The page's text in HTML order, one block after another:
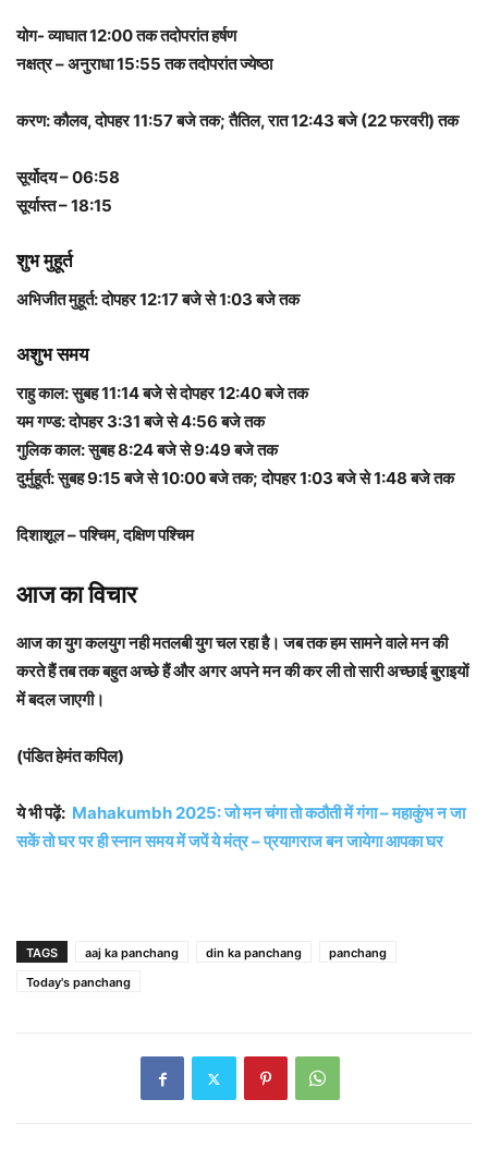
योग- व्याघात 12:00 तक तदोपरांत हर्षण
नक्षत्र – अनुराधा 15:55 तक तदोपरांत ज्येष्ठा
करण: कौलव, दोपहर 11:57 बजे तक; तैतिल, रात 12:43 बजे (22 फरवरी) तक
सूर्योदय – 06:58
सूर्यास्त – 18:15
शुभ मुहूर्त
अभिजीत मुहूर्त: दोपहर 12:17 बजे से 1:03 बजे तक
अशुभ समय
राहु काल: सुबह 11:14 बजे से दोपहर 12:40 बजे तक
यम गण्ड: दोपहर 3:31 बजे से 4:56 बजे तक
गुलिक काल: सुबह 8:24 बजे से 9:49 बजे तक
दुर्मुहूर्त: सुबह 9:15 बजे से 10:00 बजे तक; दोपहर 1:03 बजे से 1:48 बजे तक
दिशाशूल – पश्चिम, दक्षिण पश्चिम
आज का विचार
आज का युग कलयुग नही मतलबी युग चल रहा है। जब तक हम सामने वाले मन की
करते हैं तब तक बहुत अच्छे हैं और अगर अपने मन की कर ली तो सारी अच्छाई बुराइयों
में बदल जाएगी।
(पंडित हेमंत कपिल)
ये भी पढ़ें: Mahakumbh 2025: जो मन चंगा तो कठौती में गंगा – महाकुंभ न जा
सकें तो घर पर ही स्नान समय में जपें ये मंत्र – प्रयागराज बन जायेगा आपका घर
TAGS aaj ka panchang din ka panchang
panchang
Today's panchang